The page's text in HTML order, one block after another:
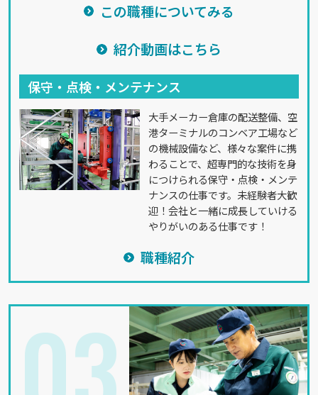
この職種についてみる
紹介動画はこちら
保守・点検・メンテナンス
大手メーカー倉庫の配送整備、空
港ターミナルのコンベア工場など
の機械設備など、様々な案件に携
わることで、超専門的な技術を身
につけられる保守・点検・メンテ
ナンスの仕事です。未経験者大歓
迎！会社と一緒に成長していける
やりがいのある仕事です！
職種紹介